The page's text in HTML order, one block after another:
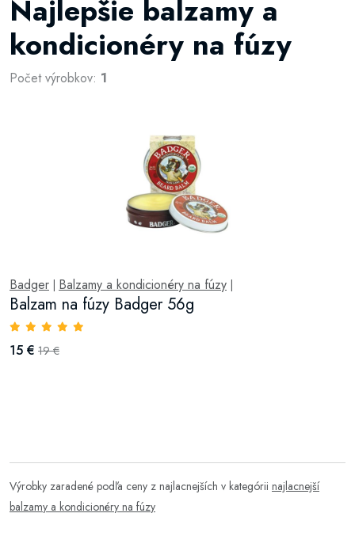
Najlepšie balzamy a
kondicionéry na fúzy
Počet výrobkov: 1
Badger Balzamy a kondicionéry na fúzy
Balzam na fúzy Badger 56g
15 € 19 €
Výrobky zaradené podľa ceny z najlacnejších v kategórii najlacnejší
balzamy a kondicionéry na fúzy